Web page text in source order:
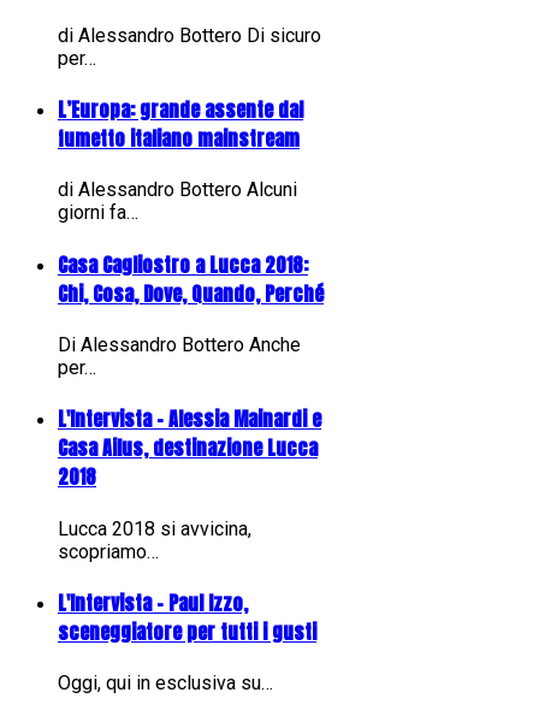
di Alessandro Bottero Di sicuro
per…
L’Europa: grande assente dal
fumetto italiano mainstream
di Alessandro Bottero Alcuni
giorni fa…
Casa Cagliostro a Lucca 2018:
Chi, Cosa, Dove, Quando, Perché
Di Alessandro Bottero Anche
per…
L'Intervista - Alessia Mainardi e
Casa Ailus, destinazione Lucca
2018
Lucca 2018 si avvicina,
scopriamo…
L'Intervista - Paul Izzo,
sceneggiatore per tutti i gusti
Oggi, qui in esclusiva su…